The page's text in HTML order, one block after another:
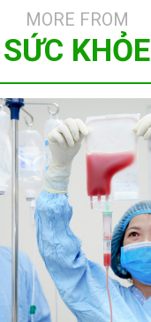
MORE FROM
SỨC KHỎE